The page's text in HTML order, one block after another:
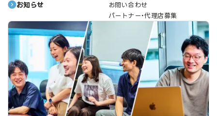
お知らせ
お問い合わせ
パートナー・代理店募集